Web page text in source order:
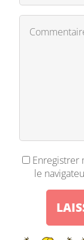
Enregistrer
le